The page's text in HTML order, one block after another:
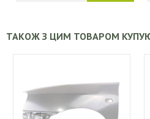
ТАКОЖ З ЦИМ ТОВАРОМ